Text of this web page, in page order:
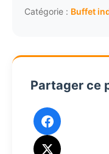
bois
acier
3499
Catégorie : Buffet
Partager ce